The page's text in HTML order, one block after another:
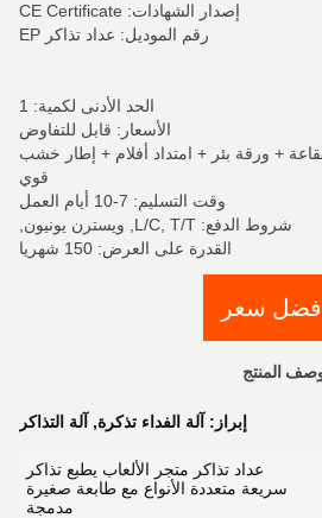
إصدار الشهادات: CE Certificate
رقم الموديل: عداد تذاكر EP
الحد الأدنى لكمية: 1
الأسعار: قابل للتفاوض
+ ورقة بئر + امتداد أفلام + إطار خشب
قوي
وقت التسليم: 7-10 أيام العمل
شروط الدفع: L/C, T/T, ويسترن يونيون,
القدرة على العرض: 150 شهريا
سعر
المنتج
إبراز: آلة الفداء تذكرة, آلة التذاكر
عداد تذاكر متجر الألعاب يطبع تذاكر
سريعة متعددة الأنواع مع طابعة صغيرة
مدمجة